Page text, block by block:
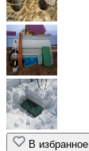
В избранное